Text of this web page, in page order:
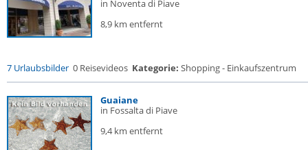
in Noventa di Piave
8,9 km entfernt
7 Urlaubsbilder 0 Reisevideos Kategorie: Shopping - Einkaufszentrum
Guaiane
in Fossalta di Piave
9,4 km entfernt